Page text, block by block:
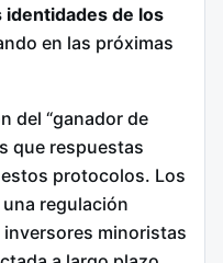
de los
en las próximas
del “ganador de
que respuestas
protocolos. Los
regulación
minoristas